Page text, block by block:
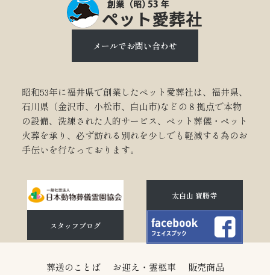
メールでお問い合わせ
昭和53年に福井県で創業したペット愛葬社は、福井県、
石川県（金沢市、小松市、白山市)などの８拠点で本物
の設備、洗練された人的サービス、ペット葬儀・ペット
火葬を承り、必ず訪れる別れを少しでも軽減する為のお
手伝いを行なっております。
太白山 寶勝寺
スタッフブログ
葬送のことば お迎え・霊柩車 販売商品